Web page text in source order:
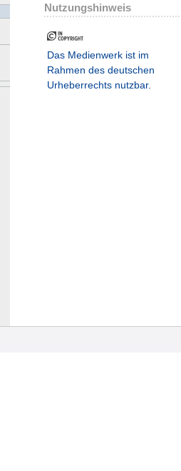
Nutzungshinweis
Das Medienwerk ist im
Rahmen des deutschen
Urheberrechts nutzbar.